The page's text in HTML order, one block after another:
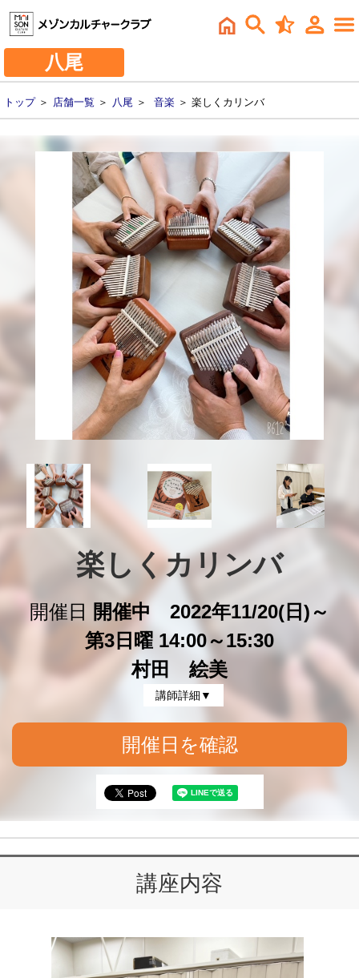
八尾
トップ＞ 店舗一覧 ＞ 八尾 ＞ 音楽 ＞ 楽しくカリンバ
楽しくカリンバ
開催日
開催中 2022年11/20(日)～
第3日曜 14:00～15:30
村田 絵美
講師詳細▼
開催日を確認
講座内容